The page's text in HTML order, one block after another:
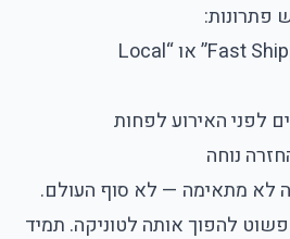
פתרונות:
לחפש חנויות עם “Fast Shipping” או “Local
לפני האירוע לפחות
נוחה
לא מתאימה — לא סוף העולם.
ביד 2, או פשוט להפוך אותה לטוניקה. תמיד